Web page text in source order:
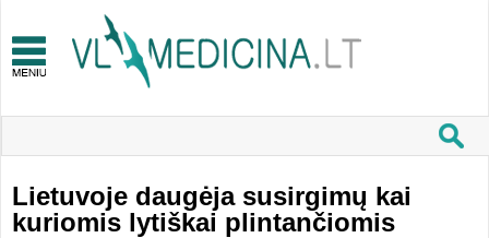
Lietuvoje daugėja susirgimų kai
kuriomis lytiškai plintančiomis